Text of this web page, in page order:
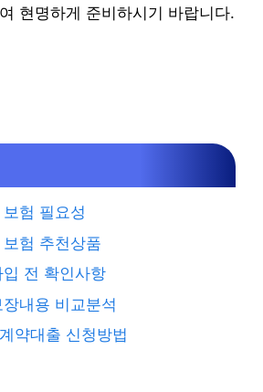
현명하게 준비하시기 바랍니다.
험 필요성
험 추천상품
전 확인사항
내용 비교분석
약대출 신청방법